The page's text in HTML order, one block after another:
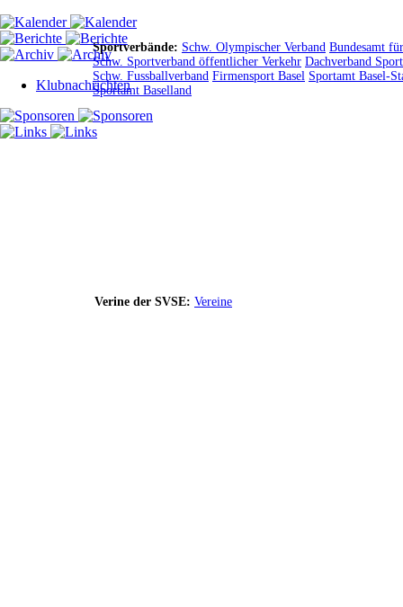
Sportverbände: Schw. Olympischer Verband Bundesamt
Schw. Sportverband öffentlicher Verkehr Dachverband
Schw. Fussballverband Firmensport Basel Sportamt Basel-
Sportamt Baselland
Verine der SVSE: Vereine
Klubnachrichten